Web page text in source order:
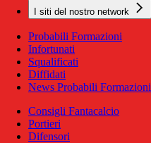
I siti del nostro network
Probabili Formazioni
Infortunati
Squalificati
Diffidati
News Probabili Formazioni
Consigli Fantacalcio
Portieri
Difensori